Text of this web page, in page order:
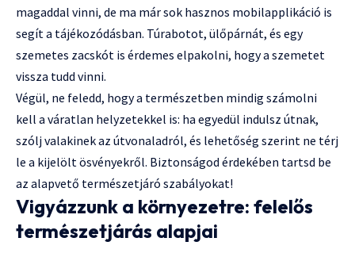
magaddal vinni, de ma már sok hasznos mobilapplikáció is
segít a tájékozódásban. Túrabotot, ülőpárnát, és egy
szemetes zacskót is érdemes elpakolni, hogy a szemetet
vissza tudd vinni.
Végül, ne feledd, hogy a természetben mindig számolni
kell a váratlan helyzetekkel is: ha egyedül indulsz útnak,
szólj valakinek az útvonaladról, és lehetőség szerint ne térj
le a kijelölt ösvényekről. Biztonságod érdekében tartsd be
az alapvető természetjáró szabályokat!
Vigyázzunk a környezetre: felelős
természetjárás alapjai